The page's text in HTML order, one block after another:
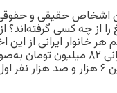
اشخاص حقیقی و
میلیون تومان بوده است؛ به‌عبارت‌دیگر، از جیب هر خانوار ایرانی ۸۲
غیرقانونی خارج شده است و دزدی شده است. ما از اسامی این ۶